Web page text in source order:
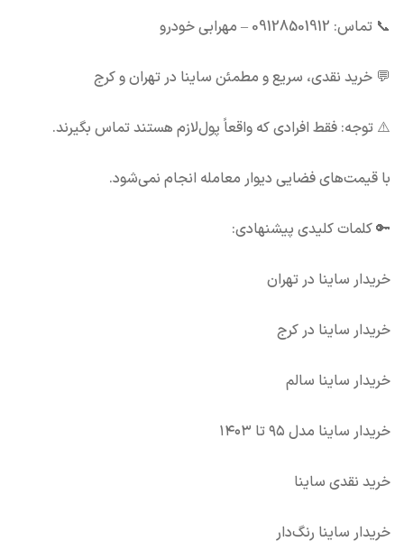
📞 تماس: 09128501912 – مهرابی خودرو
💬 خرید نقدی، سریع و مطمئن ساینا در تهران و کرج
⚠️ توجه: فقط افرادی که واقعاً پول‌لازم هستند تماس بگیرند.
با قیمت‌های فضایی دیوار معامله انجام نمی‌شود.
🔑 کلمات کلیدی پیشنهادی:
خریدار ساینا در تهران
خریدار ساینا در کرج
خریدار ساینا سالم
خریدار ساینا مدل ۹۵ تا ۱۴۰۳
خرید نقدی ساینا
خریدار ساینا رنگ‌دار